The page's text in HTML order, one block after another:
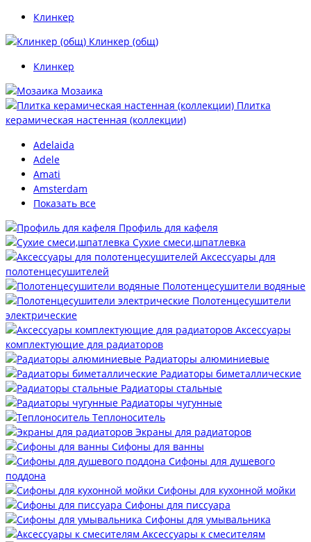
Клинкер
Клинкер (общ)
Клинкер
Мозаика
Плитка
керамическая настенная (коллекции)
Adelaida
Adele
Amati
Amsterdam
Показать все
Профиль для кафеля
Сухие смеси,шпатлевка
Аксессуары для
полотенцесушителей
Полотенцесушители водяные
Полотенцесушители
электрические
Аксессуары
комплектующие для радиаторов
Радиаторы алюминиевые
Радиаторы биметаллические
Радиаторы стальные
Радиаторы чугунные
Теплоноситель
Экраны для радиаторов
Сифоны для ванны
Сифоны для душевого
поддона
Сифоны для кухонной мойки
Сифоны для писсуара
Сифоны для умывальника
Аксессуары к смесителям